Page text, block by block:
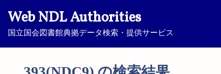
Web NDL Authorities
国立国会図書館典拠データ検索・提供サービス